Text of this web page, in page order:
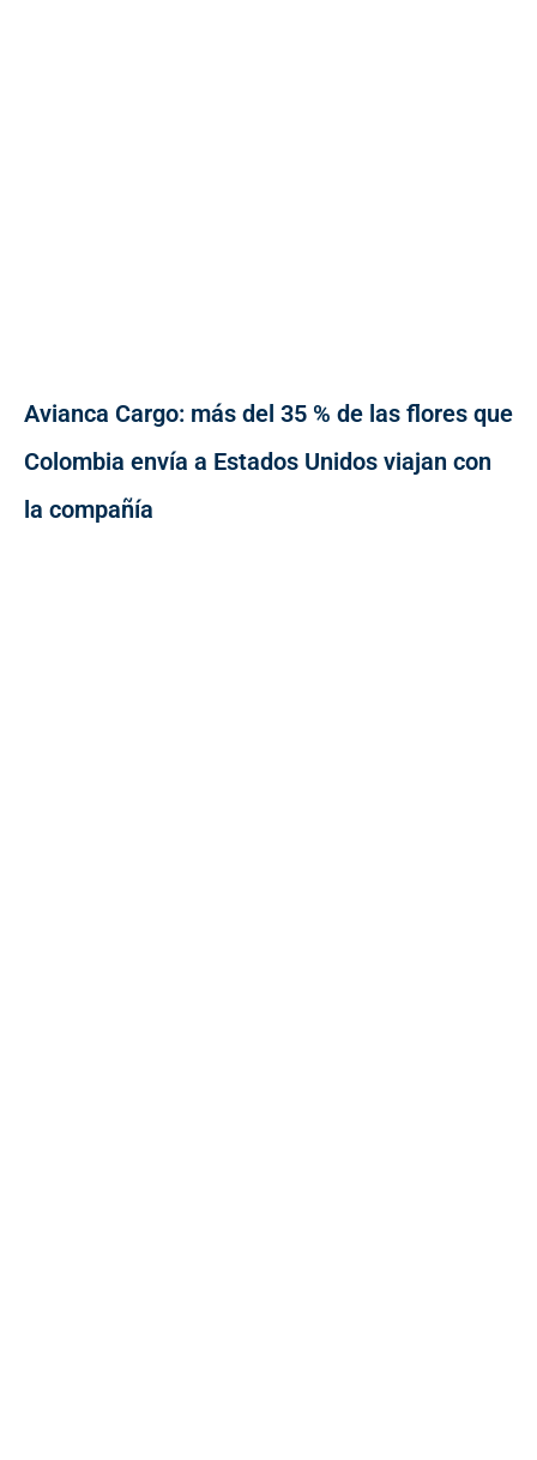
Avianca Cargo: más del 35 % de las flores que
Colombia envía a Estados Unidos viajan con
la compañía